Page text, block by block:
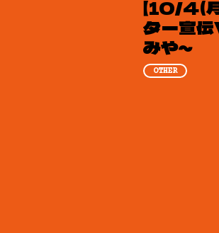
【10/4(
ター宣
みや～
OTHER